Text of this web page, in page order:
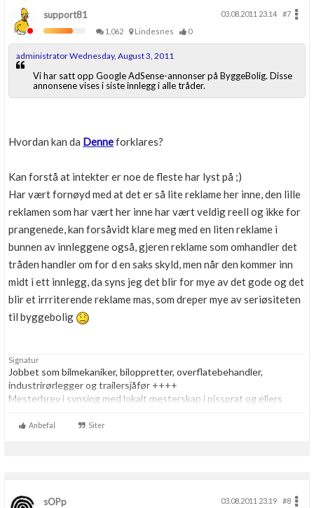
support81 03.08.2011 23.14
#7
1,062
Lindesnes 0
administrator Wednesday, August 3, 2011
Vi har satt opp Google AdSense-annonser på ByggeBolig. Disse
annonsene vises i siste innlegg i alle tråder.
Hvordan kan da Denneforklares?
Kan forstå at intekter er noe de fleste har lyst på ;)
Har vært fornøyd med at det er så lite reklame her inne, den lille
reklamen som har vært her inne har vært veldig reell og ikke for
prangenede, kan forsåvidt klare meg med en liten reklame i
bunnen av innleggene også, gjeren reklame som omhandler det
tråden handler om for d en saks skyld, men når den kommer inn
midt i ett innlegg, da syns jeg det blir for mye av det gode og det
blir et irrriterende reklame mas, som dreper mye av seriøsiteten
til byggebolig
Signatur
Jobbet som bilmekaniker, biloppretter, overflatebehandler,
industrirørlegger og trailersjåfør ++++
Mesterbrev i synsing med lokalt mesterskap i pissprat og ellers
Anbefal Siter
sOPp 03.08.2011 23.19
#8